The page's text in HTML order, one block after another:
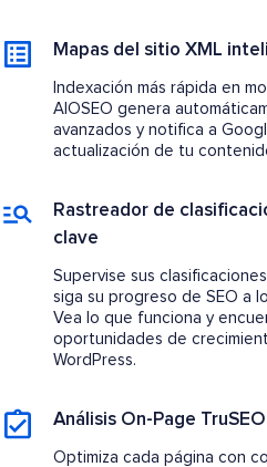
Mapas del sitio XML
Indexación más rápida en
AIOSEO genera
avanzados y notifica a
actualización de tu
Rastreador de
clave
Supervise sus
siga su progreso de SEO a
Vea lo que funciona y
oportunidades de
WordPress.
Análisis On-Page TruSEO
Optimiza cada página con